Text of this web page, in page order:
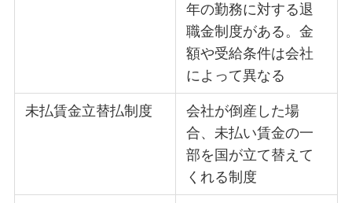
年の勤務に対する退
職金制度がある。金
額や受給条件は会社
によって異なる
未払賃金立替払制度
会社が倒産した場
合、未払い賃金の一
部を国が立て替えて
くれる制度